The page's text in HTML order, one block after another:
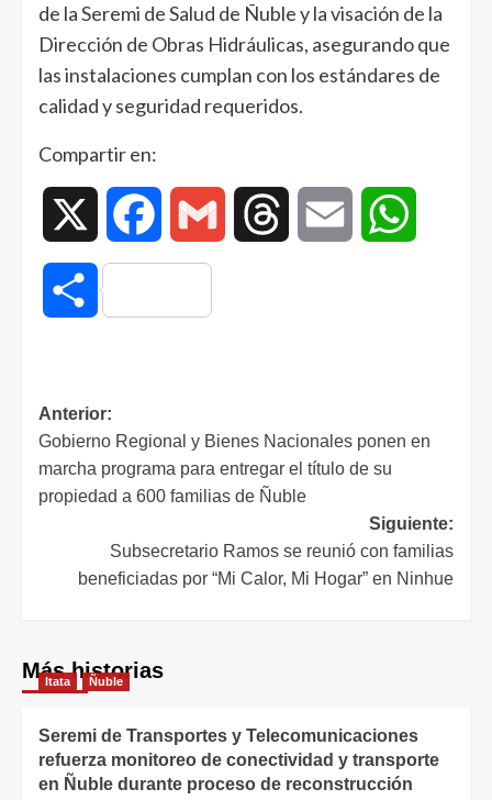
de la Seremi de Salud de Ñuble y la visación de la
Dirección de Obras Hidráulicas, asegurando que
las instalaciones cumplan con los estándares de
calidad y seguridad requeridos.
Compartir en:
Facebook Gmail Threads Email
Compartir
Anterior:
Gobierno Regional y Bienes Nacionales ponen en
marcha programa para entregar el título de su
propiedad a 600 familias de Ñuble
Siguiente:
Subsecretario Ramos se reunió con familias
beneficiadas por “Mi Calor, Mi Hogar” en Ninhue
Más historias
Itata Ñuble
Seremi de Transportes y Telecomunicaciones
refuerza monitoreo de conectividad y transporte
en Ñuble durante proceso de reconstrucción